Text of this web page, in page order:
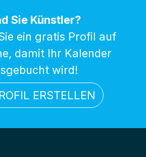
Sie Künstler?
ein gratis Profil auf
damit Ihr Kalender
wird!
ERSTELLEN